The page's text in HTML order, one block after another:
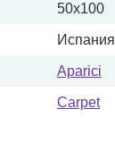
50x100
Испания
Aparici
Carpet